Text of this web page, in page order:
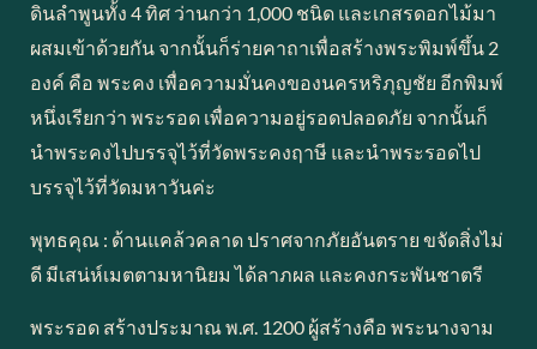
ดินลำพูนทั้ง 4 ทิศ ว่านกว่า 1,000 ชนิด และเกสรดอกไม้มา
ผสมเข้าด้วยกัน จากนั้นก็ร่ายคาถาเพื่อสร้างพระพิมพ์ขึ้น 2
องค์ คือ พระคง เพื่อความมั่นคงของนครหริภุญชัย อีกพิมพ์
หนึ่งเรียกว่า พระรอด เพื่อความอยู่รอดปลอดภัย จากนั้นก็
นำพระคงไปบรรจุไว้ที่วัดพระคงฤาษี และนำพระรอดไป
บรรจุไว้ที่วัดมหาวันค่ะ
พุทธคุณ : ด้านแคล้วคลาด ปราศจากภัยอันตราย ขจัดสิ่งไม่
ดี มีเสน่ห์เมตตามหานิยม ได้ลาภผล และคงกระพันชาตรี
พระรอด สร้างประมาณ พ.ศ. 1200 ผู้สร้างคือ พระนางจาม